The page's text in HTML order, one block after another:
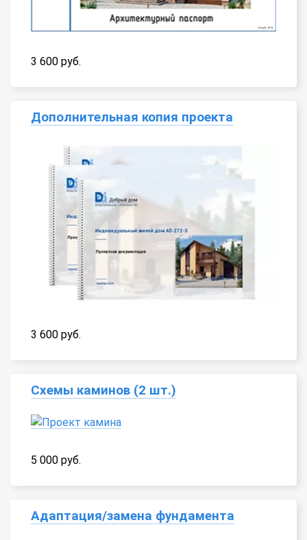
3 600 руб.
Дополнительная копия проекта
3 600 руб.
Схемы каминов (2 шт.)
5 000 руб.
Адаптация/замена фундамента